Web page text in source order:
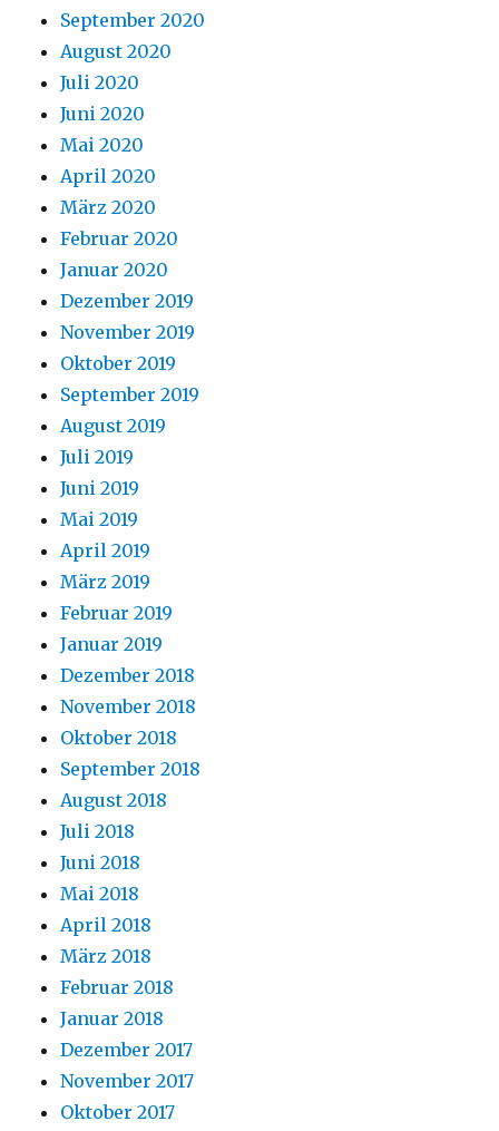
September 2020
August 2020
Juli 2020
Juni 2020
Mai 2020
April 2020
März 2020
Februar 2020
Januar 2020
Dezember 2019
November 2019
Oktober 2019
September 2019
August 2019
Juli 2019
Juni 2019
Mai 2019
April 2019
März 2019
Februar 2019
Januar 2019
Dezember 2018
November 2018
Oktober 2018
September 2018
August 2018
Juli 2018
Juni 2018
Mai 2018
April 2018
März 2018
Februar 2018
Januar 2018
Dezember 2017
November 2017
Oktober 2017